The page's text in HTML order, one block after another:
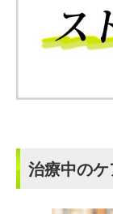
治療中の